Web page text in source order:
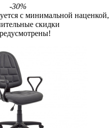
-30%
с минимальной наценкой,
скидки